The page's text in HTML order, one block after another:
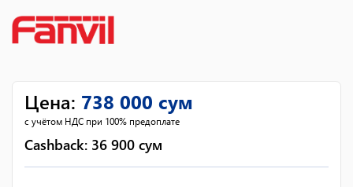
Цена: 738 000 сум
с учётом НДС при 100% предоплате
Cashback: 36 900 сум